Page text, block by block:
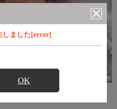
しました[error]
OK